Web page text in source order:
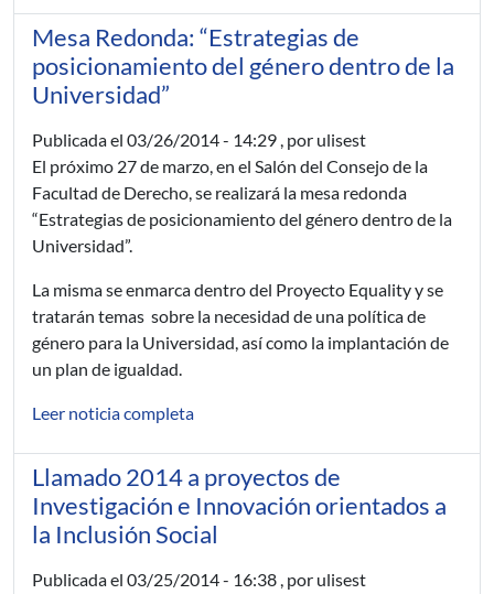
Mesa Redonda: “Estrategias de
posicionamiento del género dentro de la
Universidad”
Publicada el 03/26/2014 - 14:29 , por ulisest
El próximo 27 de marzo, en el Salón del Consejo de la
Facultad de Derecho, se realizará la mesa redonda
“Estrategias de posicionamiento del género dentro de la
Universidad”.
La misma se enmarca dentro del Proyecto Equality y se
tratarán temas sobre la necesidad de una política de
género para la Universidad, así como la implantación de
un plan de igualdad.
Leer noticia completa
Llamado 2014 a proyectos de
Investigación e Innovación orientados a
la Inclusión Social
Publicada el 03/25/2014 - 16:38 , por ulisest